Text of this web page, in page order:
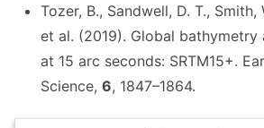
Tozer, B., Sandwell, D. T., Smith,
et al. (2019). Global
at 15 arc seconds: SRTM15+.
Science,6, 1847–1864.